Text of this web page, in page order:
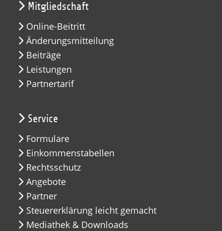
Mitgliedschaft
Online-Beitritt
Änderungsmitteilung
Beiträge
Leistungen
Partnertarif
Service
Formulare
Einkommenstabellen
Rechtsschutz
Angebote
Partner
Steuererklärung leicht gemacht
Mediathek & Downloads